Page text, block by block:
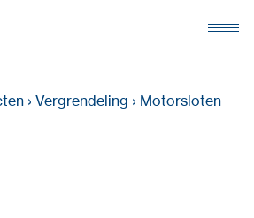
› Vergrendeling › Motorsloten